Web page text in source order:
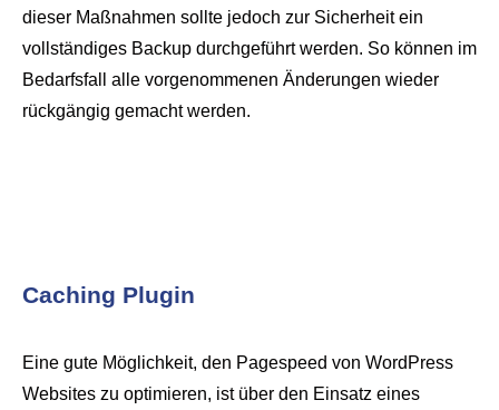
dieser Maßnahmen sollte jedoch zur Sicherheit ein
vollständiges Backup durchgeführt werden. So können im
Bedarfsfall alle vorgenommenen Änderungen wieder
rückgängig gemacht werden.
Caching Plugin
Eine gute Möglichkeit, den Pagespeed von WordPress
Websites zu optimieren, ist über den Einsatz eines